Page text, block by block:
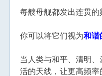
每艘母舰都发出连贯
你可以将它们视为和谐
当人类与和平、清明
活的天线，让更高频率